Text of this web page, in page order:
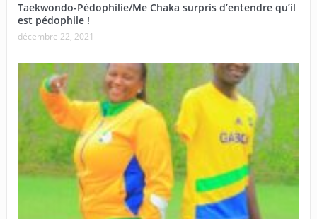
Taekwondo-Pédophilie/Me Chaka surpris d’entendre qu’il
est pédophile !
décembre 22, 2021